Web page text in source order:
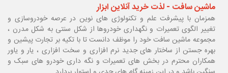
ماشین سافت - لذت خرید آنلاین ابزار
همزمان با پیشرفت علم و تکنولوژی های نوین در عرصه خودروسازی و
تغییر الگوی تعمیرات و نگهداری خودروها از شکل سنتی به شکل مدرن ،
مجموعه ماشین سافت خود را موظف دانست تا با تکیه بر تجارت پیشین و
بهره جستن از ساختار های جدید نرم افزاری و سخت افزاری ، یار و یاور
همکاران محترم در بخش های تعمیرات و نگه داری خودرو های سبک و